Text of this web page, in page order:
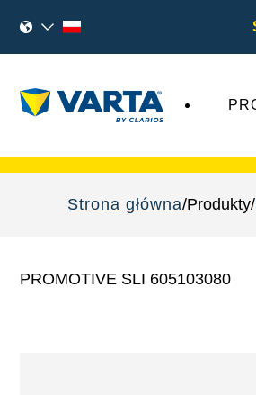
Strona główna Produkty
PROMOTIVE SLI 605103080